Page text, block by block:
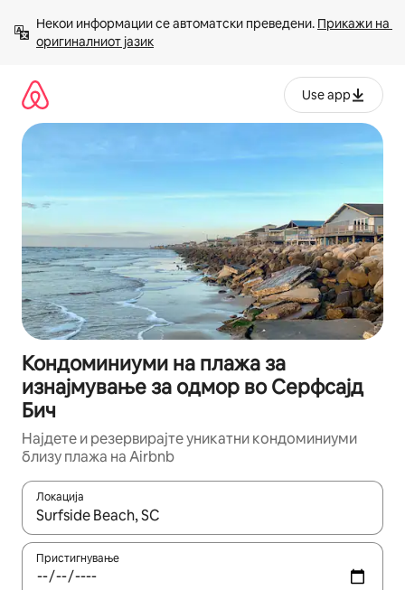
содржина
Некои информации се автоматски преведени. Прикажи на
оригиналниот јазик
Use app
Кондоминиуми на плажа за
изнајмување за одмор во Серфсајд
Бич
Најдете и резервирајте уникатни кондоминиуми
близу плажа на Airbnb
Локација
Кога резултатите се достапни, движете се со копчињата
Пристигнување